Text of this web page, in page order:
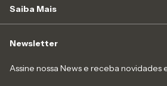
Saiba Mais
Newsletter
Assine nossa News e receba novidades